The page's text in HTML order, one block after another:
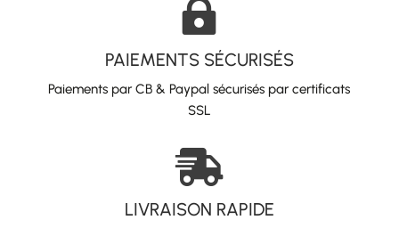

PAIEMENTS SÉCURISÉS
Paiements par CB & Paypal sécurisés par certificats
SSL

LIVRAISON RAPIDE